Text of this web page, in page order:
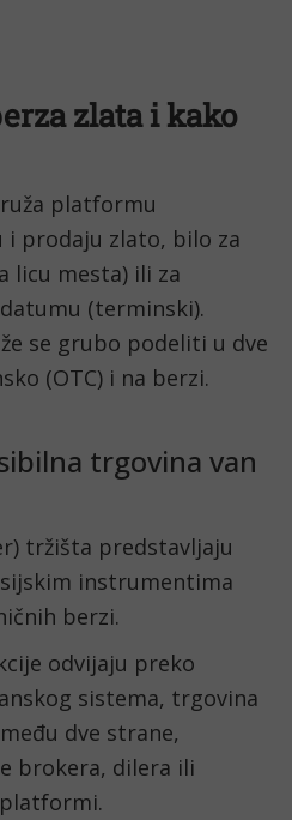
zlata i kako
platformu
i prodaju zlato, bilo za
licu mesta) ili za
(terminski).
se grubo podeliti u dve
(OTC) i na berzi.
trgovina van
tržišta predstavljaju
instrumentima
berzi.
odvijaju preko
sistema, trgovina
dve strane,
brokera, dilera ili